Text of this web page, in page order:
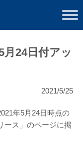
24日付アッ
2021/5/25
年5月24日時点の
ース」のページに掲